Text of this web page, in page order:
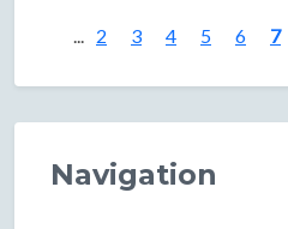
... 2 3 4 5 6 7
Navigation